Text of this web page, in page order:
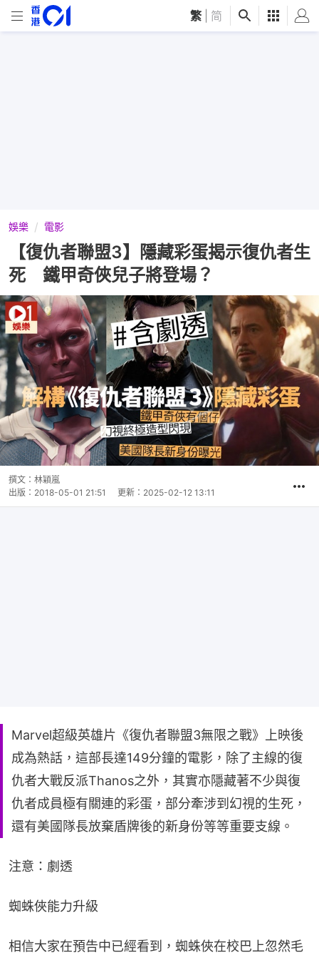
繁 简
娛樂 電影
【復仇者聯盟3】隱藏彩蛋揭示復仇者生
死 鐵甲奇俠兒子將登場？
撰文： 林穎嵐
出版： 2018-05-01 21:51 更新： 2025-02-12 13:11
Marvel超級英雄片《復仇者聯盟3無限之戰》上映後
成為熱話，這部長達149分鐘的電影，除了主線的復
仇者大戰反派Thanos之外，其實亦隱藏著不少與復
仇者成員極有關連的彩蛋，部分牽涉到幻視的生死，
還有美國隊長放棄盾牌後的新身份等等重要支線。
注意：劇透
蜘蛛俠能力升級
相信大家在預告中已經看到，蜘蛛俠在校巴上忽然毛